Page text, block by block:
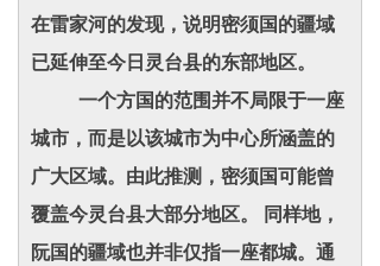
在雷家河的发现，说明密须国的疆域
已延伸至今日灵台县的东部地区。
一个方国的范围并不局限于一座
城市，而是以该城市为中心所涵盖的
广大区域。由此推测，密须国可能曾
覆盖今灵台县大部分地区。 同样地，
阮国的疆域也并非仅指一座都城。通